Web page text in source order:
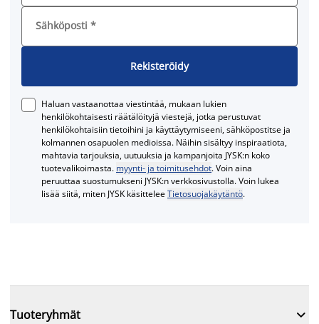
Sähköposti *
Rekisteröidy
Haluan vastaanottaa viestintää, mukaan lukien
henkilökohtaisesti räätälöityjä viestejä, jotka perustuvat
henkilökohtaisiin tietoihini ja käyttäytymiseeni, sähköpostitse ja
kolmannen osapuolen medioissa. Näihin sisältyy inspiraatiota,
mahtavia tarjouksia, uutuuksia ja kampanjoita JYSK:n koko
tuotevalikoimasta. myynti- ja toimitusehdot. Voin aina
peruuttaa suostumukseni JYSK:n verkkosivustolla. Voin lukea
lisää siitä, miten JYSK käsitteleeTietosuojakäytäntö.
Tuoteryhmät 